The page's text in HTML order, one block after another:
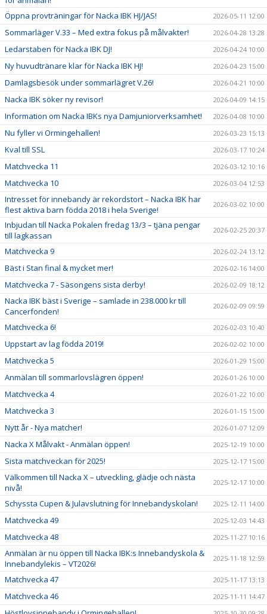
Öppna provträningar för Nacka IBK HJ/JAS! 2026-05-11 12:00
Sommarläger V.33 – Med extra fokus på målvakter! 2026-04-28 13:28
Ledarstaben för Nacka IBK DJ! 2026-04-24 10:00
Ny huvudtränare klar för Nacka IBK HJ! 2026-04-23 15:00
Damlagsbesök under sommarlägret V.26! 2026-04-21 10:00
Nacka IBK söker ny revisor! 2026-04-09 14:15
Information om Nacka IBKs nya Damjuniorverksamhet! 2026-04-08 10:00
Nu fyller vi Ormingehallen! 2026-03-23 15:13
Kval till SSL 2026-03-17 10:24
Matchvecka 11 2026-03-12 10:16
Matchvecka 10 2026-03-04 12:53
Intresset för innebandy är rekordstort – Nacka IBK har
flest aktiva barn födda 2018 i hela Sverige!
2026-03-02 10:00
Inbjudan till Nacka Pokalen fredag 13/3 – tjäna pengar
till lagkassan
2026-02-25 20:37
Matchvecka 9 2026-02-24 13:12
Bäst i Stan final & mycket mer! 2026-02-16 14:00
Matchvecka 7 - Säsongens sista derby! 2026-02-09 18:12
Nacka IBK bäst i Sverige – samlade in 238.000 kr till
Cancerfonden!
2026-02-09 09:59
Matchvecka 6! 2026-02-03 10:40
Uppstart av lag födda 2019! 2026-02-02 10:00
Matchvecka 5 2026-01-29 15:00
Anmälan till sommarlovslägren öppen! 2026-01-26 10:00
Matchvecka 4 2026-01-22 10:00
Matchvecka 3 2026-01-15 15:00
Nytt år - Nya matcher! 2026-01-07 12:09
Nacka X Målvakt - Anmälan öppen! 2025-12-19 10:00
Sista matchveckan för 2025! 2025-12-17 15:00
Välkommen till Nacka X – utveckling, glädje och nästa
nivå!
2025-12-17 10:00
Schyssta Cupen & Julavslutning för Innebandyskolan! 2025-12-11 14:00
Matchvecka 49 2025-12-03 14:43
Matchvecka 48 2025-11-27 10:16
Anmälan är nu öppen till Nacka IBK:s Innebandyskola &
Innebandylekis – VT2026!
2025-11-18 12:59
Matchvecka 47 2025-11-17 13:13
Matchvecka 46 2025-11-11 14:47